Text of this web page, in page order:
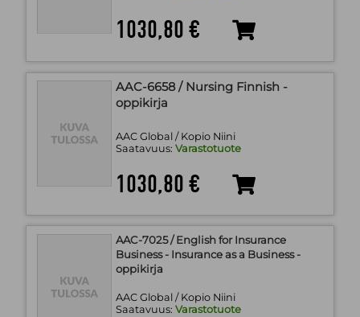
1030,80 €
AAC-6658 / Nursing Finnish -
oppikirja
AAC Global / Kopio Niini
Saatavuus: Varastotuote
1030,80 €
AAC-7025 / English for Insurance
Business - Insurance as a Business -
oppikirja
AAC Global / Kopio Niini
Saatavuus: Varastotuote